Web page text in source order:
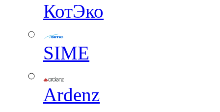
КотЭко
SIME
Ardenz